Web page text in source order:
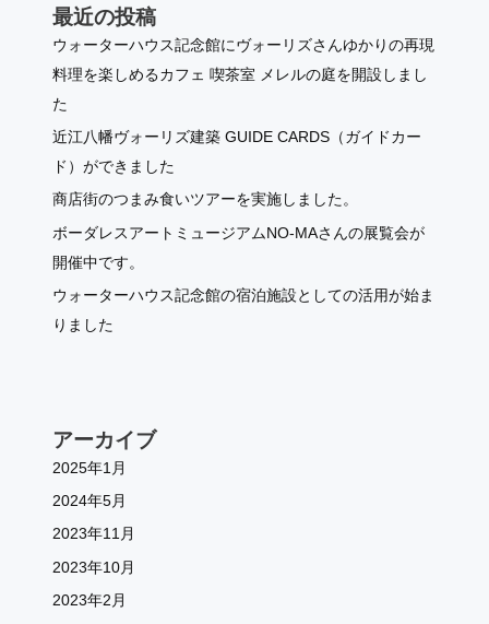
最近の投稿
ウォーターハウス記念館にヴォーリズさんゆかりの再現
料理を楽しめるカフェ 喫茶室 メレルの庭を開設しまし
た
近江八幡ヴォーリズ建築 GUIDE CARDS（ガイドカー
ド）ができました
商店街のつまみ食いツアーを実施しました。
ボーダレスアートミュージアムNO-MAさんの展覧会が
開催中です。
ウォーターハウス記念館の宿泊施設としての活用が始ま
りました
アーカイブ
2025年1月
2024年5月
2023年11月
2023年10月
2023年2月